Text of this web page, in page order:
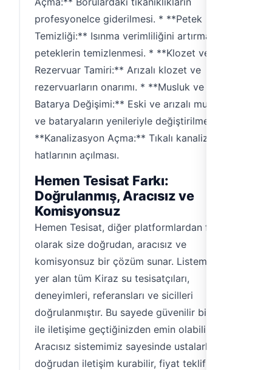
profesyonelce giderilmesi. * **Petek
Temizliği:** Isınma verimliliğini artırmak için
peteklerin temizlenmesi. * **Klozet ve
Rezervuar Tamiri:** Arızalı klozet ve
rezervuarların onarımı. * **Musluk ve
Batarya Değişimi:** Eski ve arızalı musluk
ve bataryaların yenileriyle değiştirilmesi. *
**Kanalizasyon Açma:** Tıkalı kanalizasyon
hatlarının açılması.
Hemen Tesisat Farkı:
Doğrulanmış, Aracısız ve
Komisyonsuz
Hemen Tesisat, diğer platformlardan farklı
olarak size doğrudan, aracısız ve
komisyonsuz bir çözüm sunar. Listemizde
yer alan tüm Kiraz su tesisatçıları,
deneyimleri, referansları ve sicilleri
doğrulanmıştır. Bu sayede güvenilir bir usta
ile iletişime geçtiğinizden emin olabilirsiniz.
Aracısız sistemimiz sayesinde ustalarla
doğrudan iletişim kurabilir, fiyat tekliflerini